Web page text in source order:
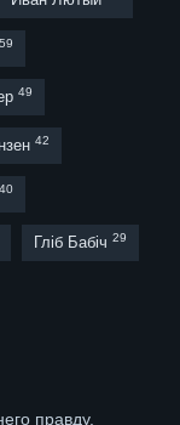
59
49
42
40
Гліб Бабіч 29
правду.